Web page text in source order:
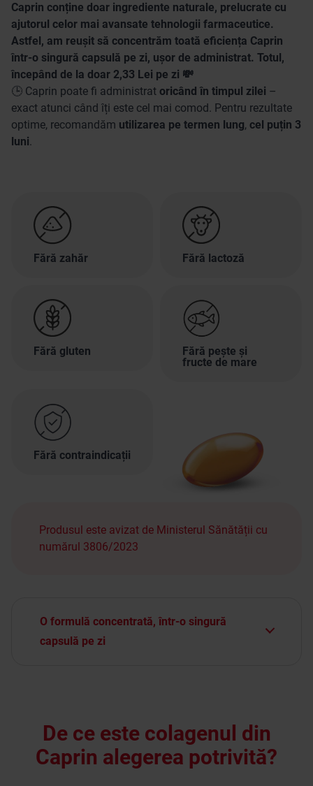
Caprin conține doar ingrediente naturale, prelucrate cu
ajutorul celor mai avansate tehnologii farmaceutice.
Astfel, am reușit să concentrăm toată eficiența Caprin
într-o singură capsulă pe zi, ușor de administrat. Totul,
începând de la doar 2,33 Lei pe zi 💸
🕒 Caprin poate fi administrat oricând în timpul zilei –
exact atunci când îți este cel mai comod. Pentru rezultate
optime, recomandăm utilizarea pe termen lung, cel puțin 3
luni.
Fără zahăr Fără lactoză
Fără gluten
Fără pește și
fructe de mare
Fără contraindicații
Produsul este avizat de Ministerul Sănătății cu
numărul 3806/2023
O formulă concentrată, într-o singură
capsulă pe zi
Compoziție
Colagen nativ tip I – 32 mg per capsulă, extract
din vită. Esențial pentru sănătatea oaselor,
De ce este colagenul din
Caprin alegerea potrivită?